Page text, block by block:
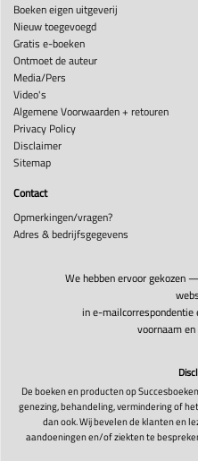
Boeken eigen uitgeverij
Nieuw toegevoegd
Gratis e-boeken
Ontmoet de auteur
Media/Pers
Video's
Algemene Voorwaarden + retouren
Privacy Policy
Disclaimer
Sitemap
Contact
Opmerkingen/vragen?
Adres & bedrijfsgegevens
We hebben ervoor
in e-
voornaam
De boeken en producten op
genezing, behandeling, vermindering of
dan ook. Wij bevelen de klanten en
aandoeningen en/of ziekten te